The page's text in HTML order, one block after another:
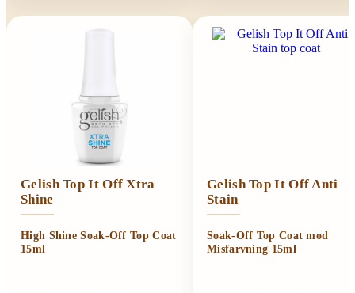
Gelish Top It Off Xtra
Shine
High Shine Soak-Off Top Coat
15ml
Gelish Top It Off Anti
Stain
Soak-Off Top Coat mod
Misfarvning 15ml